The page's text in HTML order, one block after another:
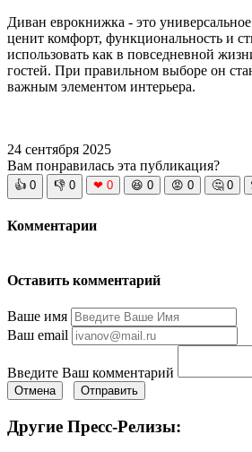
Диван еврокнижка - это
ценит комфорт, функциональность и
использовать как в повседневной
гостей. При правильном выборе он
важным элементом интерьера.
24 сентября 2025
Вам понравилась эта публикация?
👍 0 👎 0 ❤ 0 😆 0 😡 0 🤔 0
Комментарии
Оставить комментарий
Ваше имя
Ваш email
Введите Ваш комментарий
Отмена Отправить
Другие Пресс-Релизы: